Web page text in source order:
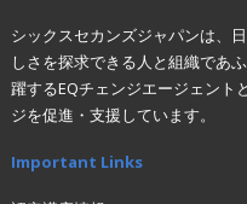
シックスセカンズジャパンは、
しさを探求できる人と組織であ
躍するEQチェンジエージェント
ジを促進・支援しています。
Important Links